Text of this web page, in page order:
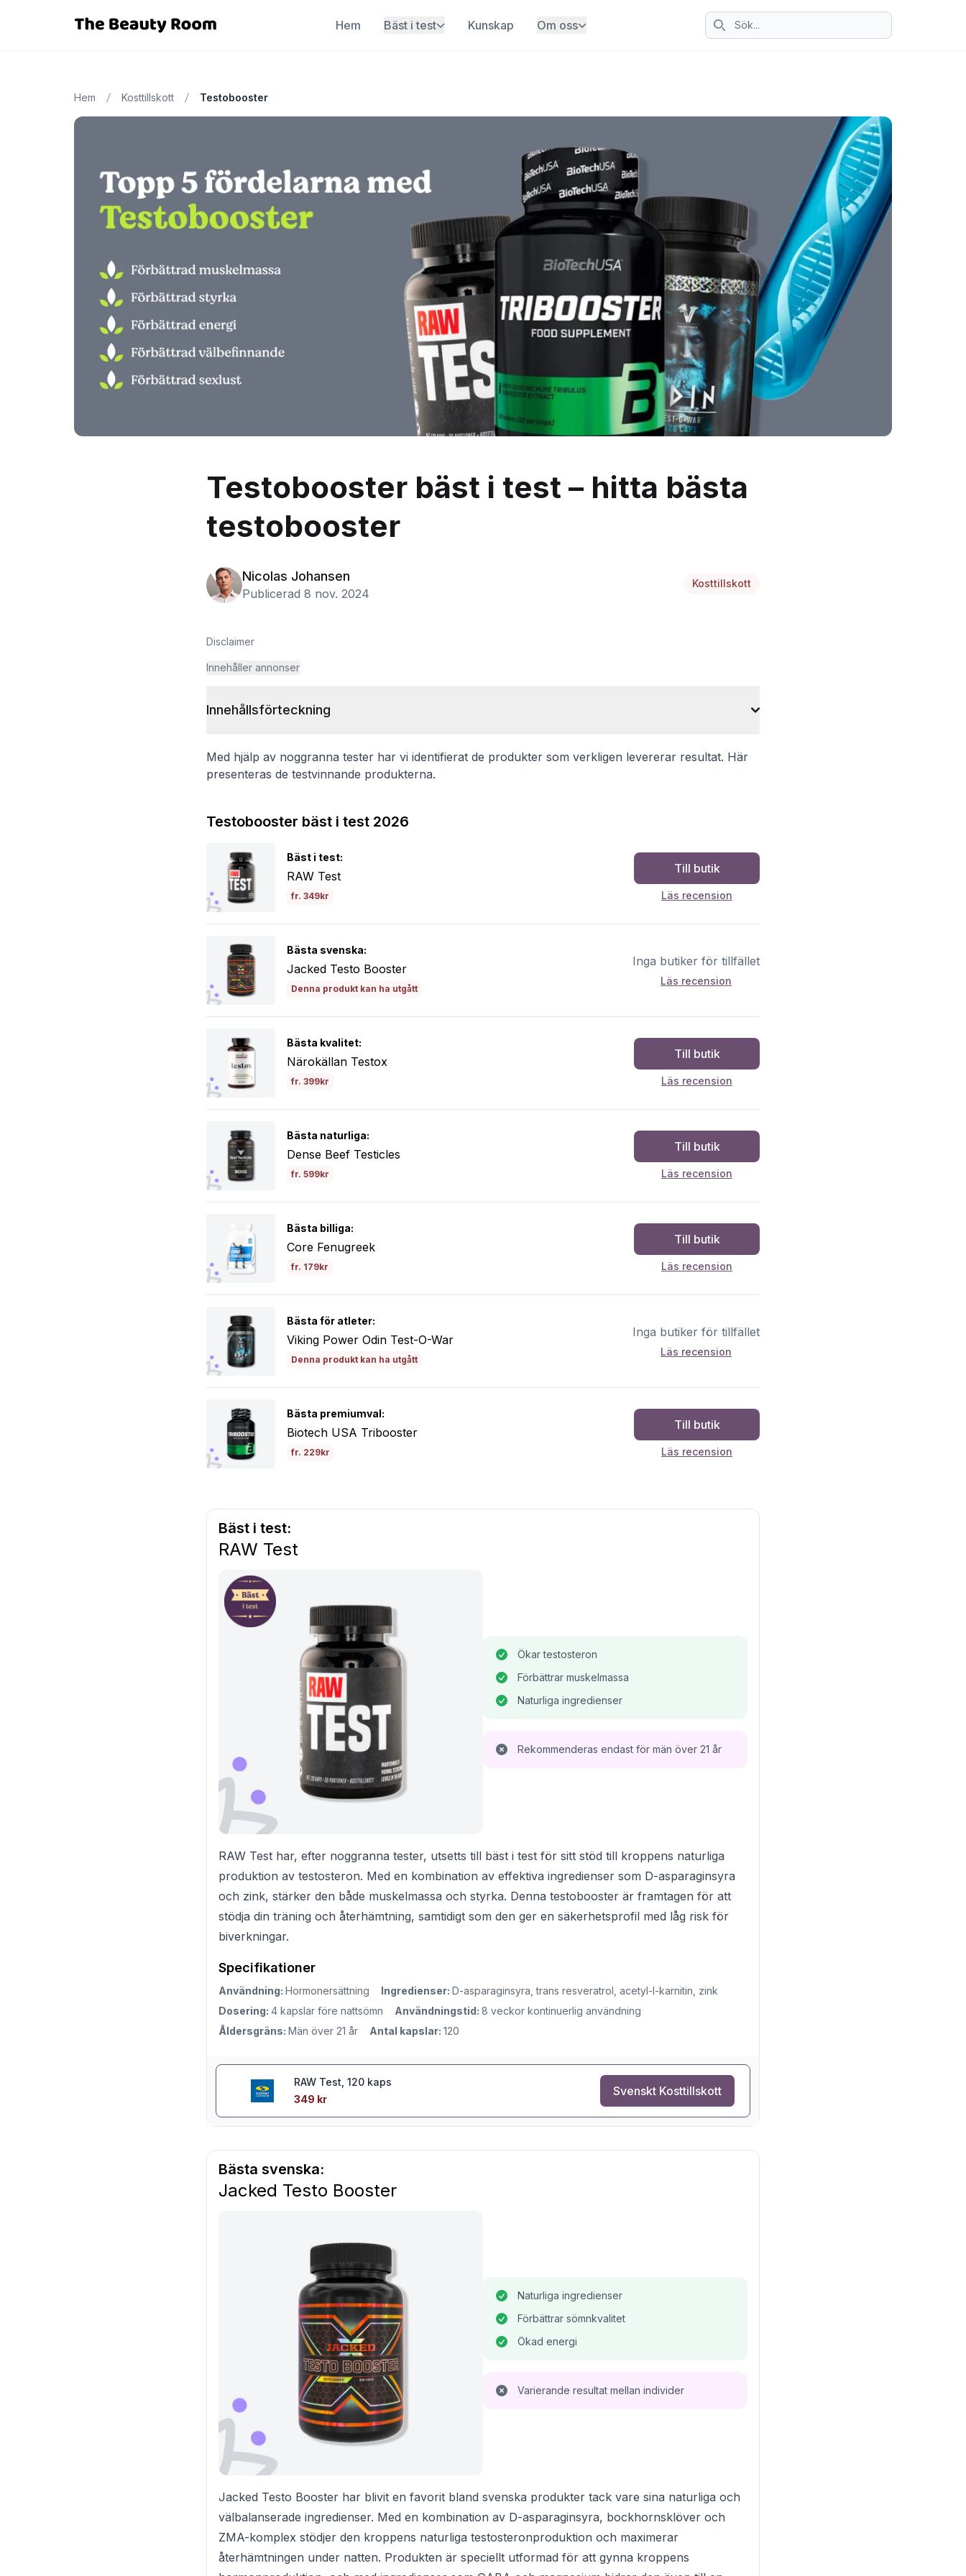
Sök ikon
Hem Bäst i test Kunskap Om oss
Hem Kosttillskott Testobooster
Testobooster bäst i test – hitta bästa
testobooster
Nicolas Johansen
Publicerad 8 nov. 2024
Kosttillskott
Disclaimer
Innehåller annonser
Innehållsförteckning
Med hjälp av noggranna tester har vi identifierat de produkter som verkligen levererar resultat. Här
presenteras de testvinnande produkterna.
Testobooster bäst i test 2026
Bäst i test:
RAW Test
fr. 349kr
Till butik
Läs recension
Bästa svenska:
Jacked Testo Booster
Denna produkt kan ha utgått
Inga butiker för tillfället
Läs recension
Bästa kvalitet:
Närokällan Testox
fr. 399kr
Till butik
Läs recension
Bästa naturliga:
Dense Beef Testicles
fr. 599kr
Till butik
Läs recension
Bästa billiga:
Core Fenugreek
fr. 179kr
Till butik
Läs recension
Bästa för atleter:
Viking Power Odin Test-O-War
Denna produkt kan ha utgått
Inga butiker för tillfället
Läs recension
Bästa premiumval:
Biotech USA Tribooster
fr. 229kr
Till butik
Läs recension
Bäst i test:
RAW Test
Ökar testosteron
Förbättrar muskelmassa
Naturliga ingredienser
Rekommenderas endast för män över 21 år
RAW Test har, efter noggranna tester, utsetts till bäst i test för sitt stöd till kroppens naturliga
produktion av testosteron. Med en kombination av effektiva ingredienser som D-asparaginsyra
och zink, stärker den både muskelmassa och styrka. Denna testobooster är framtagen för att
stödja din träning och återhämtning, samtidigt som den ger en säkerhetsprofil med låg risk för
biverkningar.
Specifikationer
Användning: Hormonersättning Ingredienser: D-asparaginsyra, trans resveratrol, acetyl-l-karnitin, zink
Dosering: 4 kapslar före nattsömn Användningstid: 8 veckor kontinuerlig användning
Åldersgräns: Män över 21 år Antal kapslar: 120
RAW Test, 120 kaps
349 kr
Svenskt Kosttillskott
Bästa svenska:
Jacked Testo Booster
Naturliga ingredienser
Förbättrar sömnkvalitet
Ökad energi
Varierande resultat mellan individer
Jacked Testo Booster har blivit en favorit bland svenska produkter tack vare sina naturliga och
välbalanserade ingredienser. Med en kombination av D-asparaginsyra, bockhornsklöver och
ZMA-komplex stödjer den kroppens naturliga testosteronproduktion och maximerar
återhämtningen under natten. Produkten är speciellt utformad för att gynna kroppens